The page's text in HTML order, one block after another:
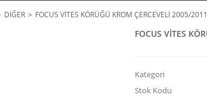
DİĞER FOCUS VİTES KÖRÜĞÜ KROM ÇERCEVELİ 2005/2011
FOCUS VİTES
Kategori
Stok Kodu